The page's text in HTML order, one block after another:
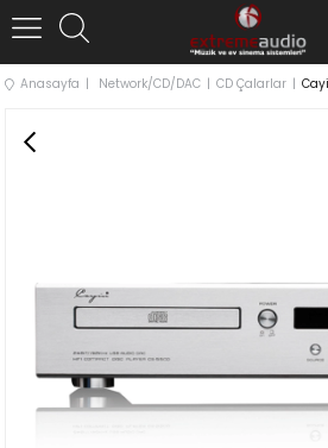
Anasayfa Network/CD/DAC CD Çalarlar